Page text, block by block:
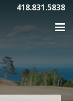
418.831.5838